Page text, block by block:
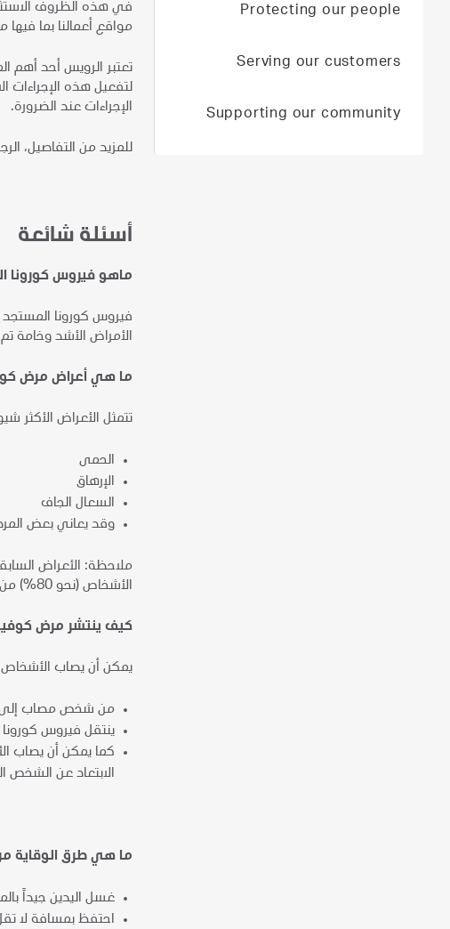
في هذه الظروف
مواقع أعمالنا بما
تعتبر الرويس أحد أهم
الإجراءات عند الضرورة.
للمزيد من التفاصيل،
أسئلة شائعة
ماهو فيروس كورونا
الأمراض الأشد وخامة
ما هي أعراض مرض
تتمثل الأعراض الأكثر
الحمى
الإرهاق
السعال الجاف
وقد يعاني بعض
ملاحظة: الأعراض
الأشخاص (نحو 80%) من المرض دون الحاجة إلى علاج خاص.
كيف ينتشر مرض كوفيد-
يمكن أن يصاب الأشخاص
من شخص مصاب إلى
ينتقل فيروس
الابتعاد عن الشخص
ما هي طرق الوقاية
غسل اليدين جيداً
احتفظ بمسافة لا تقل عن متر واحد (3
Protecting our people
Serving our customers
Supporting our community